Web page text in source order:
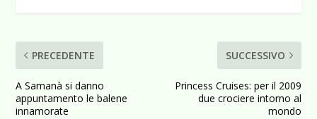
PRECEDENTE
A Samanà si danno
appuntamento le balene
innamorate
SUCCESSIVO
Princess Cruises: per il 2009
due crociere intorno al
mondo